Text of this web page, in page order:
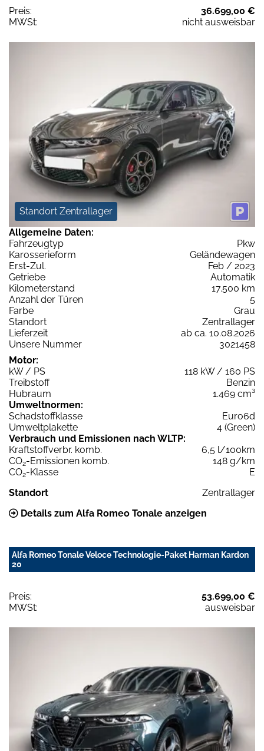
Preis:
36.699,00 €
MWSt:
nicht ausweisbar
Standort Zentrallager
Allgemeine Daten:
Fahrzeugtyp
Pkw
Karosserieform
Geländewagen
Erst-Zul.
Feb / 2023
Getriebe
Automatik
Kilometerstand
17.500 km
Anzahl der Türen
5
Farbe
Grau
Standort
Zentrallager
Lieferzeit
ab ca. 10.08.2026
Unsere Nummer
3021458
Motor:
kW / PS
118 kW / 160 PS
Treibstoff
Benzin
Hubraum
1.469 cm³
Umweltnormen:
Schadstoffklasse
Euro6d
Umweltplakette
4 (Green)
Verbrauch und Emissionen nach WLTP:
Kraftstoffverbr. komb.
6,5 l/100km
CO2-Emissionen komb.
148 g/km
CO2-Klasse
E
Standort
Zentrallager
Details zum Alfa Romeo Tonale anzeigen
Alfa Romeo Tonale Veloce Technologie-Paket Harman Kardon
20
Preis:
53.699,00 €
MWSt:
ausweisbar